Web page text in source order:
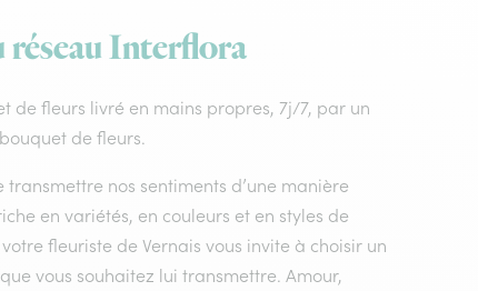
réseau Interflora
de fleurs livré en mains propres, 7j/7, par un
de fleurs.
nos sentiments d’une manière
en variétés, en couleurs et en styles de
fleuriste de Vernais vous invite à choisir un
vous souhaitez lui transmettre. Amour,